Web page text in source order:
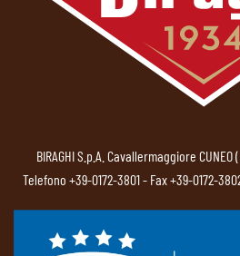
BIRAGHI S.p.A. Cavallermaggiore CUNEO
Telefono +39-0172-3801- Fax +39-0172-